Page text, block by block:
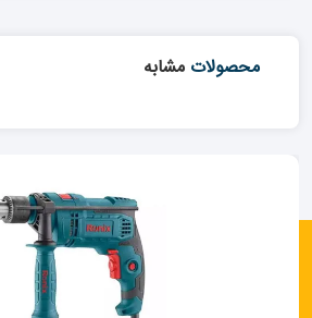
محصولات مشابه